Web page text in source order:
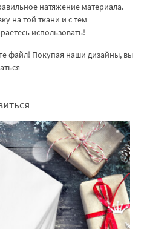
натяжение материала.
на той ткани и с тем
использовать!
файл! Покупая наши дизайны, вы